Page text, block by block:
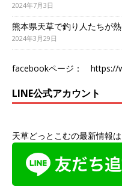
2024年7月3日
熊本県天草で釣り人たちが
2024年3月29日
facebookページ： https://
LINE公式アカウント
天草どっとこむの最新情報